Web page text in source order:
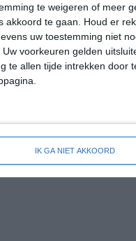
te weigeren of meer
akkoord te gaan.
Houd er
uw toestemming niet
voorkeuren gelden
te allen tijde intrekken door
IK GA NIET AKKOORD
23:00 02:00
ZZO 2 Z 2
voor Hudson Bend